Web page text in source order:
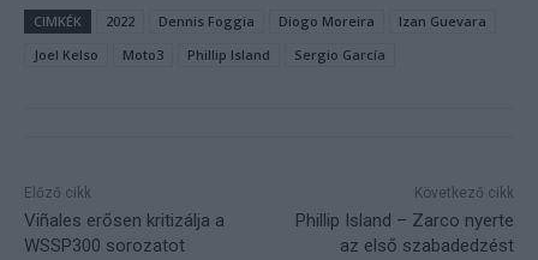
CIMKÉK 2022 Dennis Foggia Diogo Moreira
Izan Guevara
Joel Kelso
Moto3 Phillip Island Sergio García
Előző cikk
Viñales erősen kritizálja a
WSSP300 sorozatot
Következő cikk
Phillip Island – Zarco nyerte
az első szabadedzést